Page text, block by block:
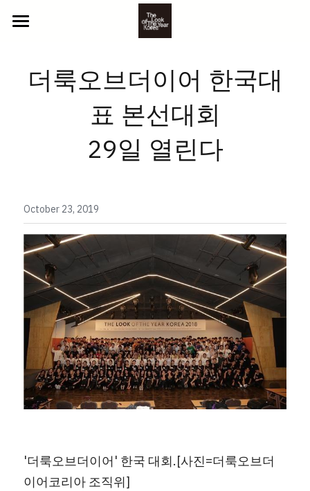
2025 참가자
BEYOND
LITTLE
PHOTO
VIDEO
참가 신청
더룩오브더이어 한국대
표 본선대회
29일 열린다
October 23, 2019
'더룩오브더이어' 한국 대회.[사진=더룩오브더
이어코리아 조직위]